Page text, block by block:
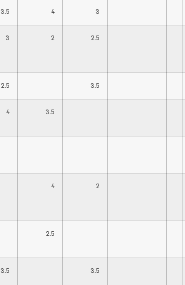
3
4
3.5
2.5
2
3
3.5
2.5
3.5
4
2
4
2.5
3.5
3.5